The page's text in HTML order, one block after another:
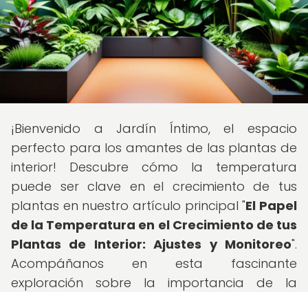
¡Bienvenido a Jardín Íntimo, el espacio
perfecto para los amantes de las plantas de
interior! Descubre cómo la temperatura
puede ser clave en el crecimiento de tus
plantas en nuestro artículo principal "El Papel
de la Temperatura en el Crecimiento de tus
Plantas de Interior: Ajustes y Monitoreo".
Acompáñanos en esta fascinante
exploración sobre la importancia de la